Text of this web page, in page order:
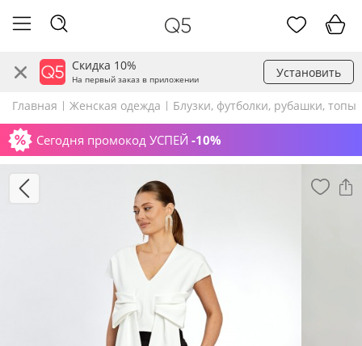
Скидка 10%
На первый заказ в приложении Установить
Главная Женская одежда Блузки, футболки, рубашки, топы
Сегодня промокод УСПЕЙ -10%